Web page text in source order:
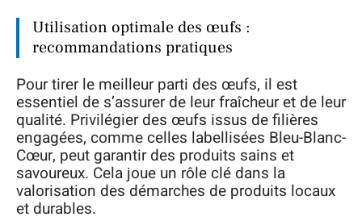
Utilisation optimale des œufs :
recommandations pratiques
Pour tirer le meilleur parti des œufs, il est
essentiel de s’assurer de leur fraîcheur et de leur
qualité. Privilégier des œufs issus de filières
engagées, comme celles labellisées Bleu-Blanc-
Cœur, peut garantir des produits sains et
savoureux. Cela joue un rôle clé dans la
valorisation des démarches de produits locaux
et durables.